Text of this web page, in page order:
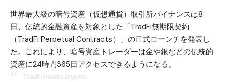
世界最大級の暗号資産（仮想通貨）取引所バイナンスは8
日、伝統的金融資産を対象とした「TradFi無期限契約
（TradFi Perpetual Contracts）」の正式ローンチを発表し
た。これにより、暗号資産トレーダーは金や銀などの伝統的
資産に24時間365日アクセスできるようになる。